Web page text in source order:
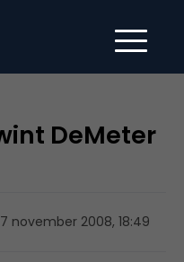
DeMeter
november 2008, 18:49